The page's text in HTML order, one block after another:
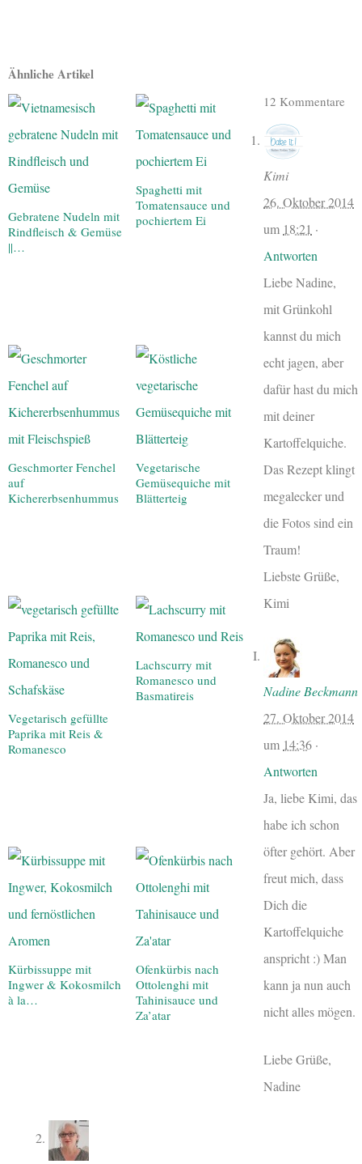
Ähnliche Artikel
Gebratene Nudeln mit
Rindfleisch & Gemüse
||…
Spaghetti mit
Tomatensauce und
pochiertem Ei
Geschmorter Fenchel
auf
Kichererbsenhummus
Vegetarische
Gemüsequiche mit
Blätterteig
Vegetarisch gefüllte
Paprika mit Reis &
Romanesco
Lachscurry mit
Romanesco und
Basmatireis
Kürbissuppe mit
Ingwer & Kokosmilch
à la…
Ofenkürbis nach
Ottolenghi mit
Tahinisauce und
Za’atar
12 Kommentare
Kimi
26. Oktober 2014
um 18:21 ·
Antworten
Liebe Nadine,
mit Grünkohl
kannst du mich
echt jagen, aber
dafür hast du mich
mit deiner
Kartoffelquiche.
Das Rezept klingt
megalecker und
die Fotos sind ein
Traum!
Liebste Grüße,
Kimi
Nadine Beckmann
27. Oktober 2014
um 14:36 ·
Antworten
Ja, liebe Kimi, das
habe ich schon
öfter gehört. Aber
freut mich, dass
Dich die
Kartoffelquiche
anspricht :) Man
kann ja nun auch
nicht alles mögen.
Liebe Grüße,
Nadine